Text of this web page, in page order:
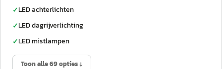
✓LED achterlichten
✓LED dagrijverlichting
✓LED mistlampen
Toon alle 69 opties ↓